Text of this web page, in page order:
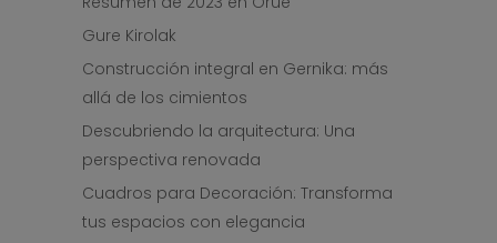
Gure Kirolak
Construcción integral en Gernika: más
allá de los cimientos
Descubriendo la arquitectura: Una
perspectiva renovada
Cuadros para Decoración: Transforma
tus espacios con elegancia